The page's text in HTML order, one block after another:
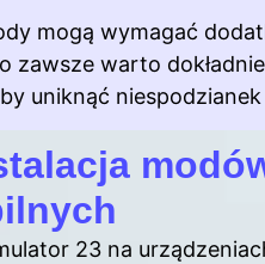
mogą wymagać
zawsze warto
uniknąć
23 na